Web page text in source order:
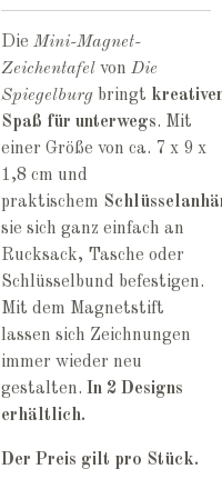
Die Mini-Magnet-
Zeichentafel von Die
Spiegelburg bringt
Spaß für unterwegs. Mit
einer Größe von ca. 7 x 9 x
1,8 cm und
praktischem
sie sich ganz einfach an
Rucksack, Tasche oder
Schlüsselbund befestigen.
Mit dem Magnetstift
lassen sich Zeichnungen
immer wieder neu
gestalten. In 2 Designs
erhältlich.
Der Preis gilt pro Stück.